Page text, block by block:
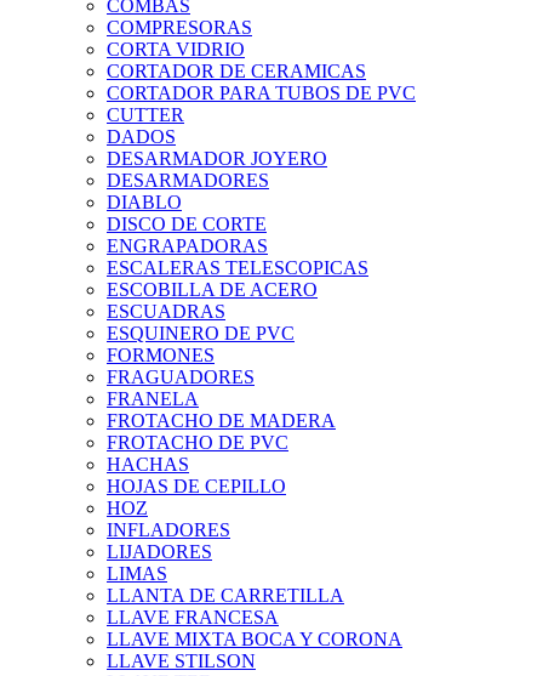
COMBAS
COMPRESORAS
CORTA VIDRIO
CORTADOR DE CERAMICAS
CORTADOR PARA TUBOS DE PVC
CUTTER
DADOS
DESARMADOR JOYERO
DESARMADORES
DIABLO
DISCO DE CORTE
ENGRAPADORAS
ESCALERAS TELESCOPICAS
ESCOBILLA DE ACERO
ESCUADRAS
ESQUINERO DE PVC
FORMONES
FRAGUADORES
FRANELA
FROTACHO DE MADERA
FROTACHO DE PVC
HACHAS
HOJAS DE CEPILLO
HOZ
INFLADORES
LIJADORES
LIMAS
LLANTA DE CARRETILLA
LLAVE FRANCESA
LLAVE MIXTA BOCA Y CORONA
LLAVE STILSON